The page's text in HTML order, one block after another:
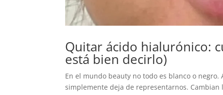
Quitar ácido hialurónico:
está bien decirlo)
En el mundo beauty no todo es blanco o
simplemente deja de representarnos.